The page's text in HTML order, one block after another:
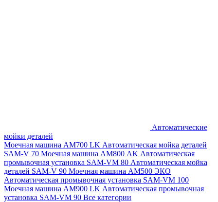
Автоматические
мойки деталей
Моечная машина AM700 LK Автоматическая мойка деталей
SAM-V 70 Моечная машина АМ800 AK Автоматическая
промывочная установка SAM-VM 80 Автоматическая мойка
деталей SAM-V 90 Моечная машина АМ500 ЭКО
Автоматическая промывочная установка SAM-VM 100
Моечная машина AM900 LK Автоматическая промывочная
установка SAM-VM 90 Все категории